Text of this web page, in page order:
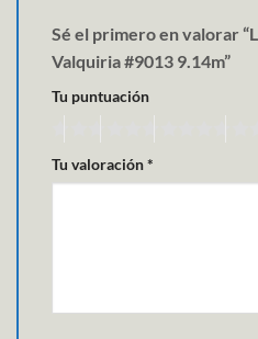
Sé el primero en valorar
Valquiria #9013 9.14m”
Tu puntuación
Tu valoración*